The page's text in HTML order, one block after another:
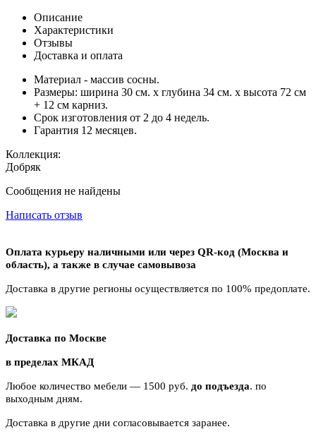
Описание
Характеристики
Отзывы
Доставка и оплата
Материал - массив сосны.
Размеры: ширина 30 см. х глубина 34 см. х высота 72 см
+ 12 см карниз.
Срок изготовления от 2 до 4 недель.
Гарантия 12 месяцев.
Коллекция:
Добряк
Сообщения не найдены
Написать отзыв
Оплата курьеру наличными или через QR-код (Москва и
область), а также в случае самовывоза
Доставка в другие регионы осуществляется по 100% предоплате.
Доставка по Москве
в пределах МКАД
Любое количество мебели — 1500 руб. до подъезда. по
выходным дням.
Доставка в другие дни согласовывается заранее.